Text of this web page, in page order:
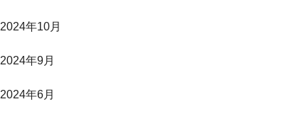
2024年10月
2024年9月
2024年6月